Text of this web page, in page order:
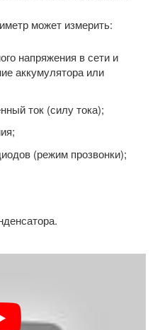
может измерить:
напряжения в сети и
аккумулятора или
ток (силу тока);
(режим прозвонки);